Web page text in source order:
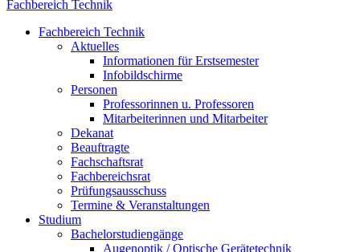
Fachbereich Technik
Fachbereich Technik
Aktuelles
Informationen für Erstsemester
Infobildschirme
Personen
Professorinnen u. Professoren
Mitarbeiterinnen und Mitarbeiter
Dekanat
Beauftragte
Fachschaftsrat
Fachbereichsrat
Prüfungsausschuss
Termine & Veranstaltungen
Studium
Bachelorstudiengänge
Augenoptik / Optische Gerätetechnik